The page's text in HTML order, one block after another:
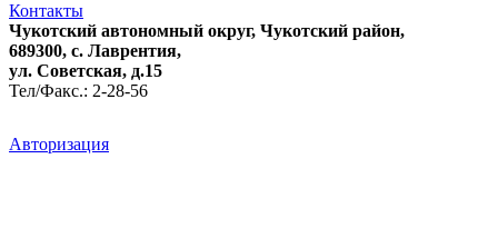
Контакты
Чукотский автономный округ, Чукотский район,
689300, с. Лаврентия,
ул. Советская, д.15
Тел/Факс.: 2-28-56
Авторизация